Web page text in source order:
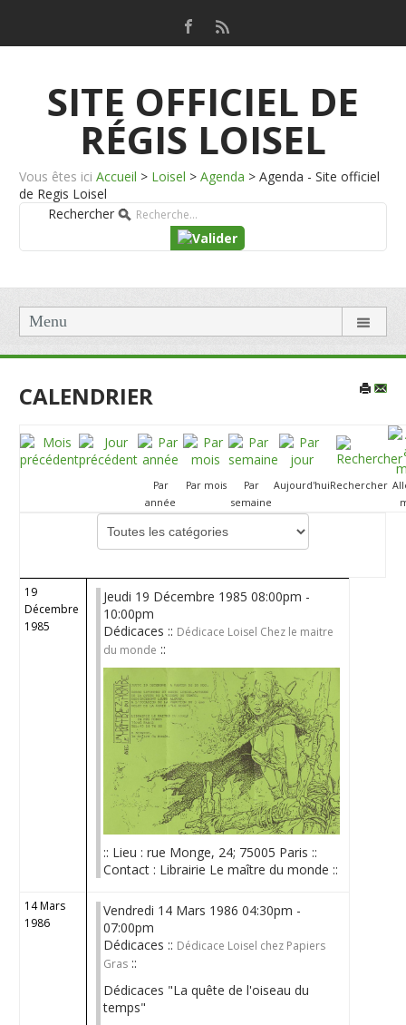
SITE OFFICIEL DE
RÉGIS LOISEL
Vous êtes ici Accueil > Loisel > Agenda > Agenda - Site officiel
de Regis Loisel
Rechercher
Menu
CALENDRIER
Par
année
Par mois
Par
semaine
Aujourd'huiRechercher
Choisissez une catégorie pour filtrer la liste
19
Décembre
1985
Jeudi 19 Décembre 1985 08:00pm -
10:00pm
Dédicaces :: Dédicace Loisel Chez le maitre
du monde ::
:: Lieu : rue Monge, 24; 75005 Paris ::
Contact : Librairie Le maître du monde ::
14 Mars
1986
Vendredi 14 Mars 1986 04:30pm -
07:00pm
Dédicaces :: Dédicace Loisel chez Papiers
Gras ::
Dédicaces "La quête de l'oiseau du
temps"